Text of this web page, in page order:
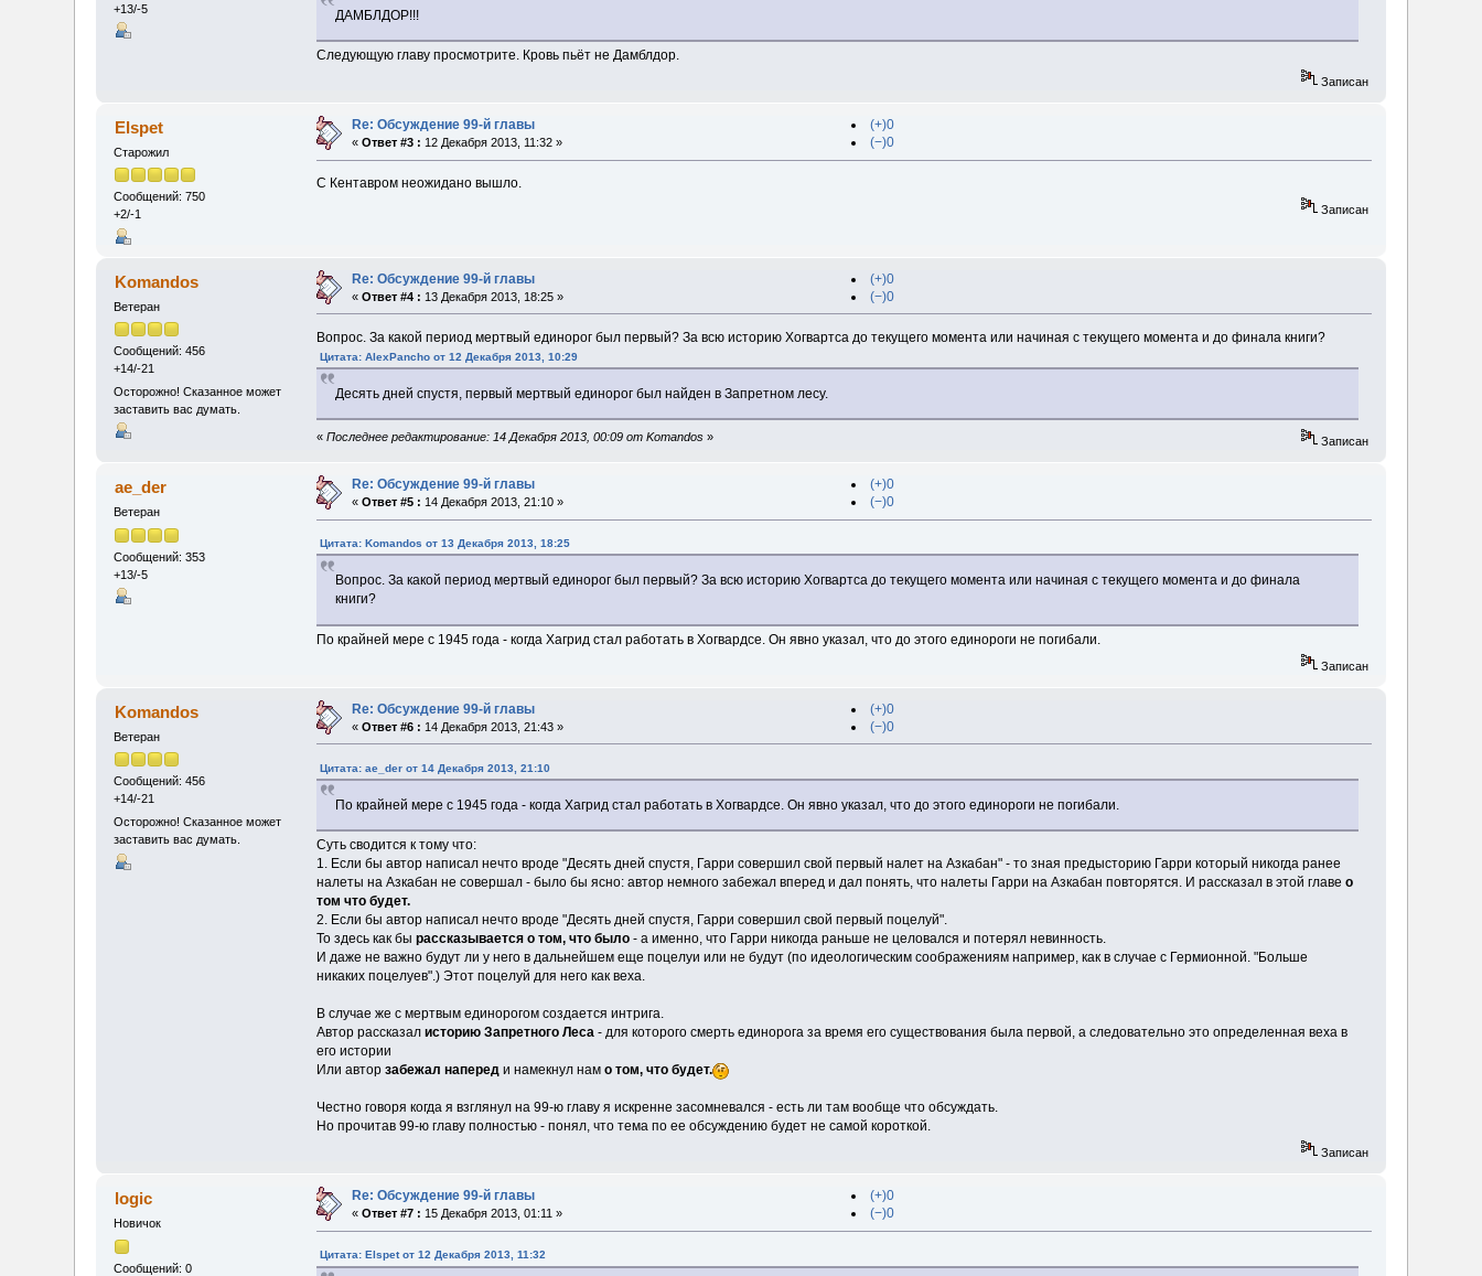
+13/-5
ДАМБЛДОР!!!
Следующую главу просмотрите. Кровь пьёт не Дамблдор.
Записан
Elspet
Старожил
Сообщений: 750
+2/-1
Re: Обсуждение 99-й главы
«Ответ #3 : 12 Декабря 2013, 11:32 »
(+)0
(−)0
С Кентавром неожидано вышло.
Записан
Komandos
Ветеран
Сообщений: 456
+14/-21
Осторожно! Сказанное может
заставить вас думать.
Re: Обсуждение 99-й главы
«Ответ #4 : 13 Декабря 2013, 18:25 »
(+)0
(−)0
Вопрос. За какой период мертвый единорог был первый? За всю историю Хогвартса до текущего момента или начиная с текущего момента и до финала книги?
Цитата: AlexPancho от 12 Декабря 2013, 10:29
Десять дней спустя, первый мертвый единорог был найден в Запретном лесу.
« Последнее редактирование: 14 Декабря 2013, 00:09 от Komandos» Записан
ae_der
Ветеран
Сообщений: 353
+13/-5
Re: Обсуждение 99-й главы
«Ответ #5 : 14 Декабря 2013, 21:10 »
(+)0
(−)0
Цитата: Komandos от 13 Декабря 2013, 18:25
Вопрос. За какой период мертвый единорог был первый? За всю историю Хогвартса до текущего момента или начиная с текущего момента и до финала
книги?
По крайней мере с 1945 года - когда Хагрид стал работать в Хогвардсе. Он явно указал, что до этого единороги не погибали.
Записан
Komandos
Ветеран
Сообщений: 456
+14/-21
Осторожно! Сказанное может
заставить вас думать.
Re: Обсуждение 99-й главы
«Ответ #6 : 14 Декабря 2013, 21:43 »
(+)0
(−)0
Цитата: ae_der от 14 Декабря 2013, 21:10
По крайней мере с 1945 года - когда Хагрид стал работать в Хогвардсе. Он явно указал, что до этого единороги не погибали.
Суть сводится к тому что:
1. Если бы автор написал нечто вроде "Десять дней спустя, Гарри совершил свой первый налет на Азкабан" - то зная предысторию Гарри который никогда ранее
налеты на Азкабан не совершал - было бы ясно: автор немного забежал вперед и дал понять, что налеты Гарри на Азкабан повторятся. И рассказал в этой главе о
том что будет.
2. Если бы автор написал нечто вроде "Десять дней спустя, Гарри совершил свой первый поцелуй".
То здесь как бы рассказывается о том, что было- а именно, что Гарри никогда раньше не целовался и потерял невинность.
И даже не важно будут ли у него в дальнейшем еще поцелуи или не будут (по идеологическим соображениям например, как в случае с Гермионной. "Больше
никаких поцелуев".) Этот поцелуй для него как веха.
В случае же с мертвым единорогом создается интрига.
Автор рассказал историю Запретного Леса- для которого смерть единорога за время его существования была первой, а следовательно это определенная веха в
его истории
Или автор забежал напереди намекнул нам о том, что будет.
Честно говоря когда я взглянул на 99-ю главу я искренне засомневался - есть ли там вообще что обсуждать.
Но прочитав 99-ю главу полностью - понял, что тема по ее обсуждению будет не самой короткой.
Записан
logic
Новичок
Сообщений: 0
Re: Обсуждение 99-й главы
«Ответ #7 : 15 Декабря 2013, 01:11 »
(+)0
(−)0
Цитата: Elspet от 12 Декабря 2013, 11:32